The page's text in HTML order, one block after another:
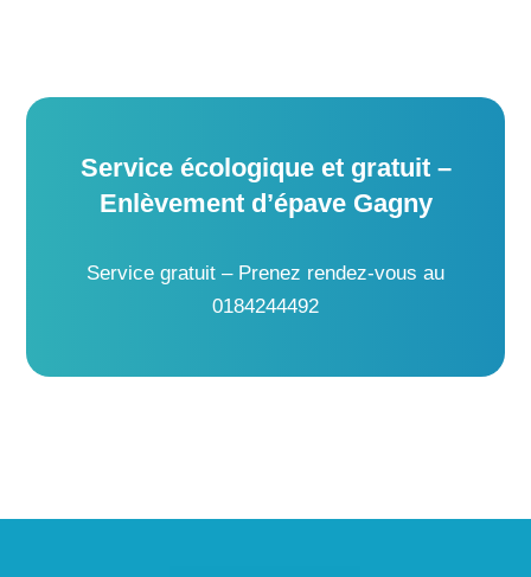
Service écologique et gratuit –
Enlèvement d’épave Gagny
Service gratuit – Prenez rendez-vous au
0184244492